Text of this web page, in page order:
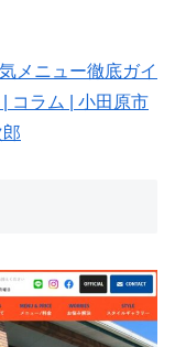
メニュー徹底ガイ
コラム | 小田原市